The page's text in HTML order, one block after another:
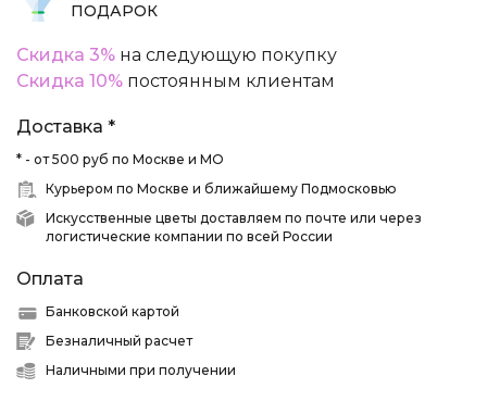
ПОДАРОК
Скидка 3% на следующую покупку
Скидка 10% постоянным клиентам
Доставка *
* - от 500 руб по Москве и МО
Курьером по Москве и ближайшему Подмосковью
Искусственные цветы доставляем по почте или через
логистические компании по всей России
Оплата
Банковской картой
Безналичный расчет
Наличными при получении